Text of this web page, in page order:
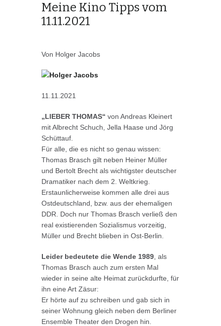
Meine Kino Tipps vom
11.11.2021
Von Holger Jacobs
11.11.2021
„LIEBER THOMAS“ von Andreas Kleinert
mit Albrecht Schuch, Jella Haase und Jörg
Schüttauf.
Für alle, die es nicht so genau wissen:
Thomas Brasch gilt neben Heiner Müller
und Bertolt Brecht als wichtigster deutscher
Dramatiker nach dem 2. Weltkrieg.
Erstaunlicherweise kommen alle drei aus
Ostdeutschland, bzw. aus der ehemaligen
DDR. Doch nur Thomas Brasch verließ den
real existierenden Sozialismus vorzeitig,
Müller und Brecht blieben in Ost-Berlin.
Leider bedeutete die Wende 1989, als
Thomas Brasch auch zum ersten Mal
wieder in seine alte Heimat zurückdurfte, für
ihn eine Art Zäsur:
Er hörte auf zu schreiben und gab sich in
seiner Wohnung gleich neben dem Berliner
Ensemble Theater den Drogen hin.